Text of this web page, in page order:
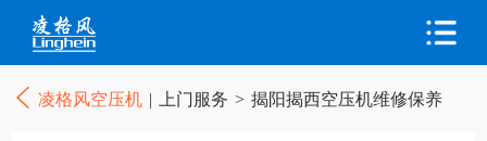
凌格风空压机 | 上门服务 > 揭阳揭西空压机维修保养